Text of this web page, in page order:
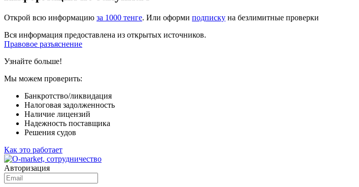
Открой всю информацию за 1000 тенге. Или оформи подписку на безлимитные проверки
Вся информация предоставлена из открытых источников.
Правовое разъяснение
Узнайте больше!
Мы можем проверить:
Банкротство/ликвидация
Налоговая задолженность
Наличие лицензий
Надежность поставщика
Решения судов
Как это работает
Авторизация